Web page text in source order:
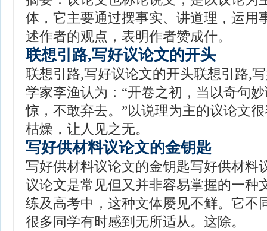
体，它主要通过摆事实、讲道理，运用
述作者的观点，表明作者赞成什。
联想引路,写好议论文的开头
联想引路,写好议论文的开头联想引路,
学家李渔认为：“开卷之初，当以奇句
惊，不敢弃去。”以说理为主的议论文
枯燥，让人见之无。
写好供材料议论文的金钥匙
写好供材料议论文的金钥匙写好供材料
议论文是常见但又并非容易掌握的一种
练及高考中，这种文体屡见不鲜。它不
很多同学有时感到无所适从。这除。